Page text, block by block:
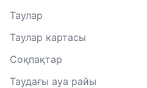
Таулар
Таулар картасы
Соқпақтар
Таудағы ауа райы